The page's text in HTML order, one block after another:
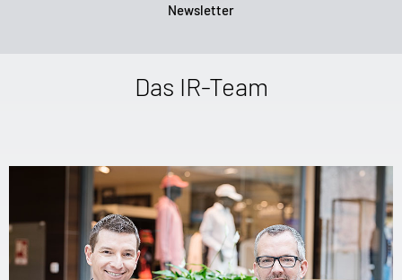
Newsletter
Das IR-Team